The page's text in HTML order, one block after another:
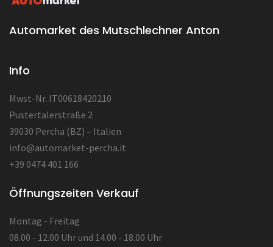
Automarket des Mutschlechner Anton
Info
Mwst-Nr. IT00618420210
Pustertalerstraße 2
39030 Percha (BZ) – Italien
info@automarket-percha.it
+39 0474 401 166
Öffnungszeiten Verkauf
Montag - Freitag
08.00 - 12.00 Uhr und 14.00 - 18.00 Uhr